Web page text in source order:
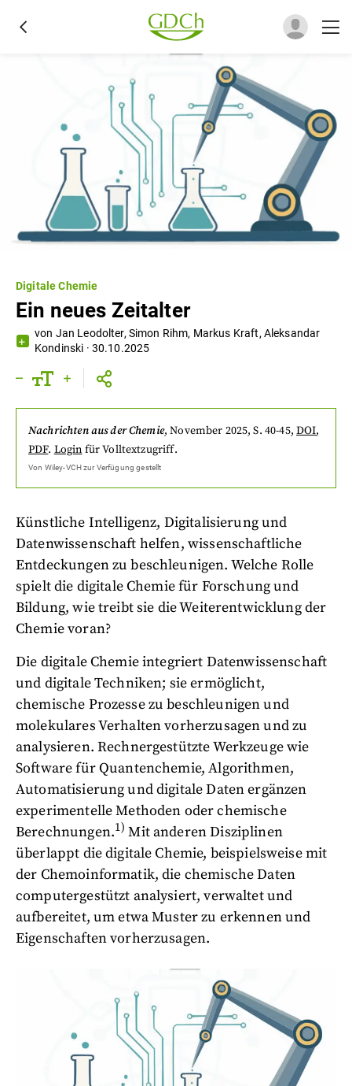
Digitale Chemie
Ein neues Zeitalter
von Jan Leodolter, Simon Rihm, Markus Kraft, Aleksandar
Kondinski · 30.10.2025
Nachrichten aus der Chemie,November 2025, S. 40-45, DOI,
PDF. Login für Volltextzugriff.
Von Wiley-VCHzur Verfügung gestellt
Künstliche Intelligenz, Digitalisierung und
Datenwissenschaft helfen, wissenschaftliche
Entdeckungen zu beschleunigen. Welche Rolle
spielt die digitale Chemie für Forschung und
Bildung, wie treibt sie die Weiterentwicklung der
Chemie voran?
Die digitale Chemie integriert Datenwissenschaft
und digitale Techniken; sie ermöglicht,
chemische Prozesse zu beschleunigen und
molekulares Verhalten vorherzusagen und zu
analysieren. Rechnergestützte Werkzeuge wie
Software für Quantenchemie, Algorithmen,
Automatisierung und digitale Daten ergänzen
experimentelle Methoden oder chemische
Berechnungen.1) Mit anderen Disziplinen
überlappt die digitale Chemie, beispielsweise mit
der Chemoinformatik, die chemische Daten
computergestützt analysiert, verwaltet und
aufbereitet, um etwa Muster zu erkennen und
Eigenschaften vorherzusagen.